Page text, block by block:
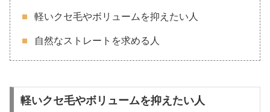
軽いクセ毛やボリュームを抑えたい人
自然なストレートを求める人
軽いクセ毛やボリュームを抑えたい人